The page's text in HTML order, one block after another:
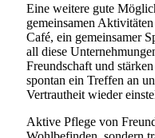
Eine weitere gute
gemeinsamen
Café, ein gemeinsamer
all diese
Freundschaft und
spontan ein Treffen an
Vertrautheit wieder
Aktive Pflege von